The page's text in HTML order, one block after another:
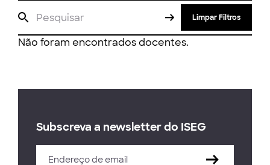
Limpar Filtros
Não foram encontrados docentes.
Subscreva a newsletter do ISEG